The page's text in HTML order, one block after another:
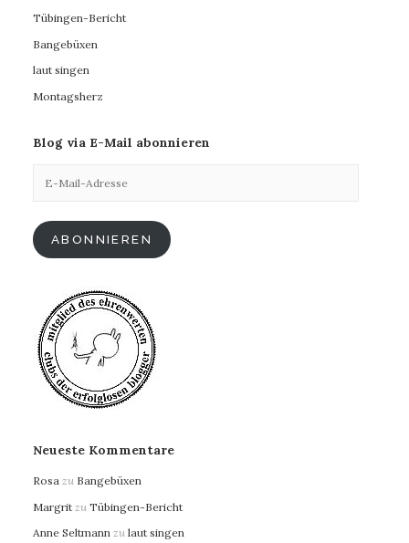
Tübingen-Bericht
Bangebüxen
laut singen
Montagsherz
Blog via E-Mail abonnieren
Mail-
ABONNIEREN
Neueste Kommentare
Rosa zu Bangebüxen
Margrit zu Tübingen-Bericht
Anne Seltmann zu laut singen